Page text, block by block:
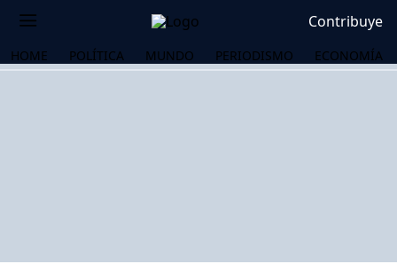
Contribuye
HOME POLÍTICA MUNDO PERIODISMO ECONOMÍA